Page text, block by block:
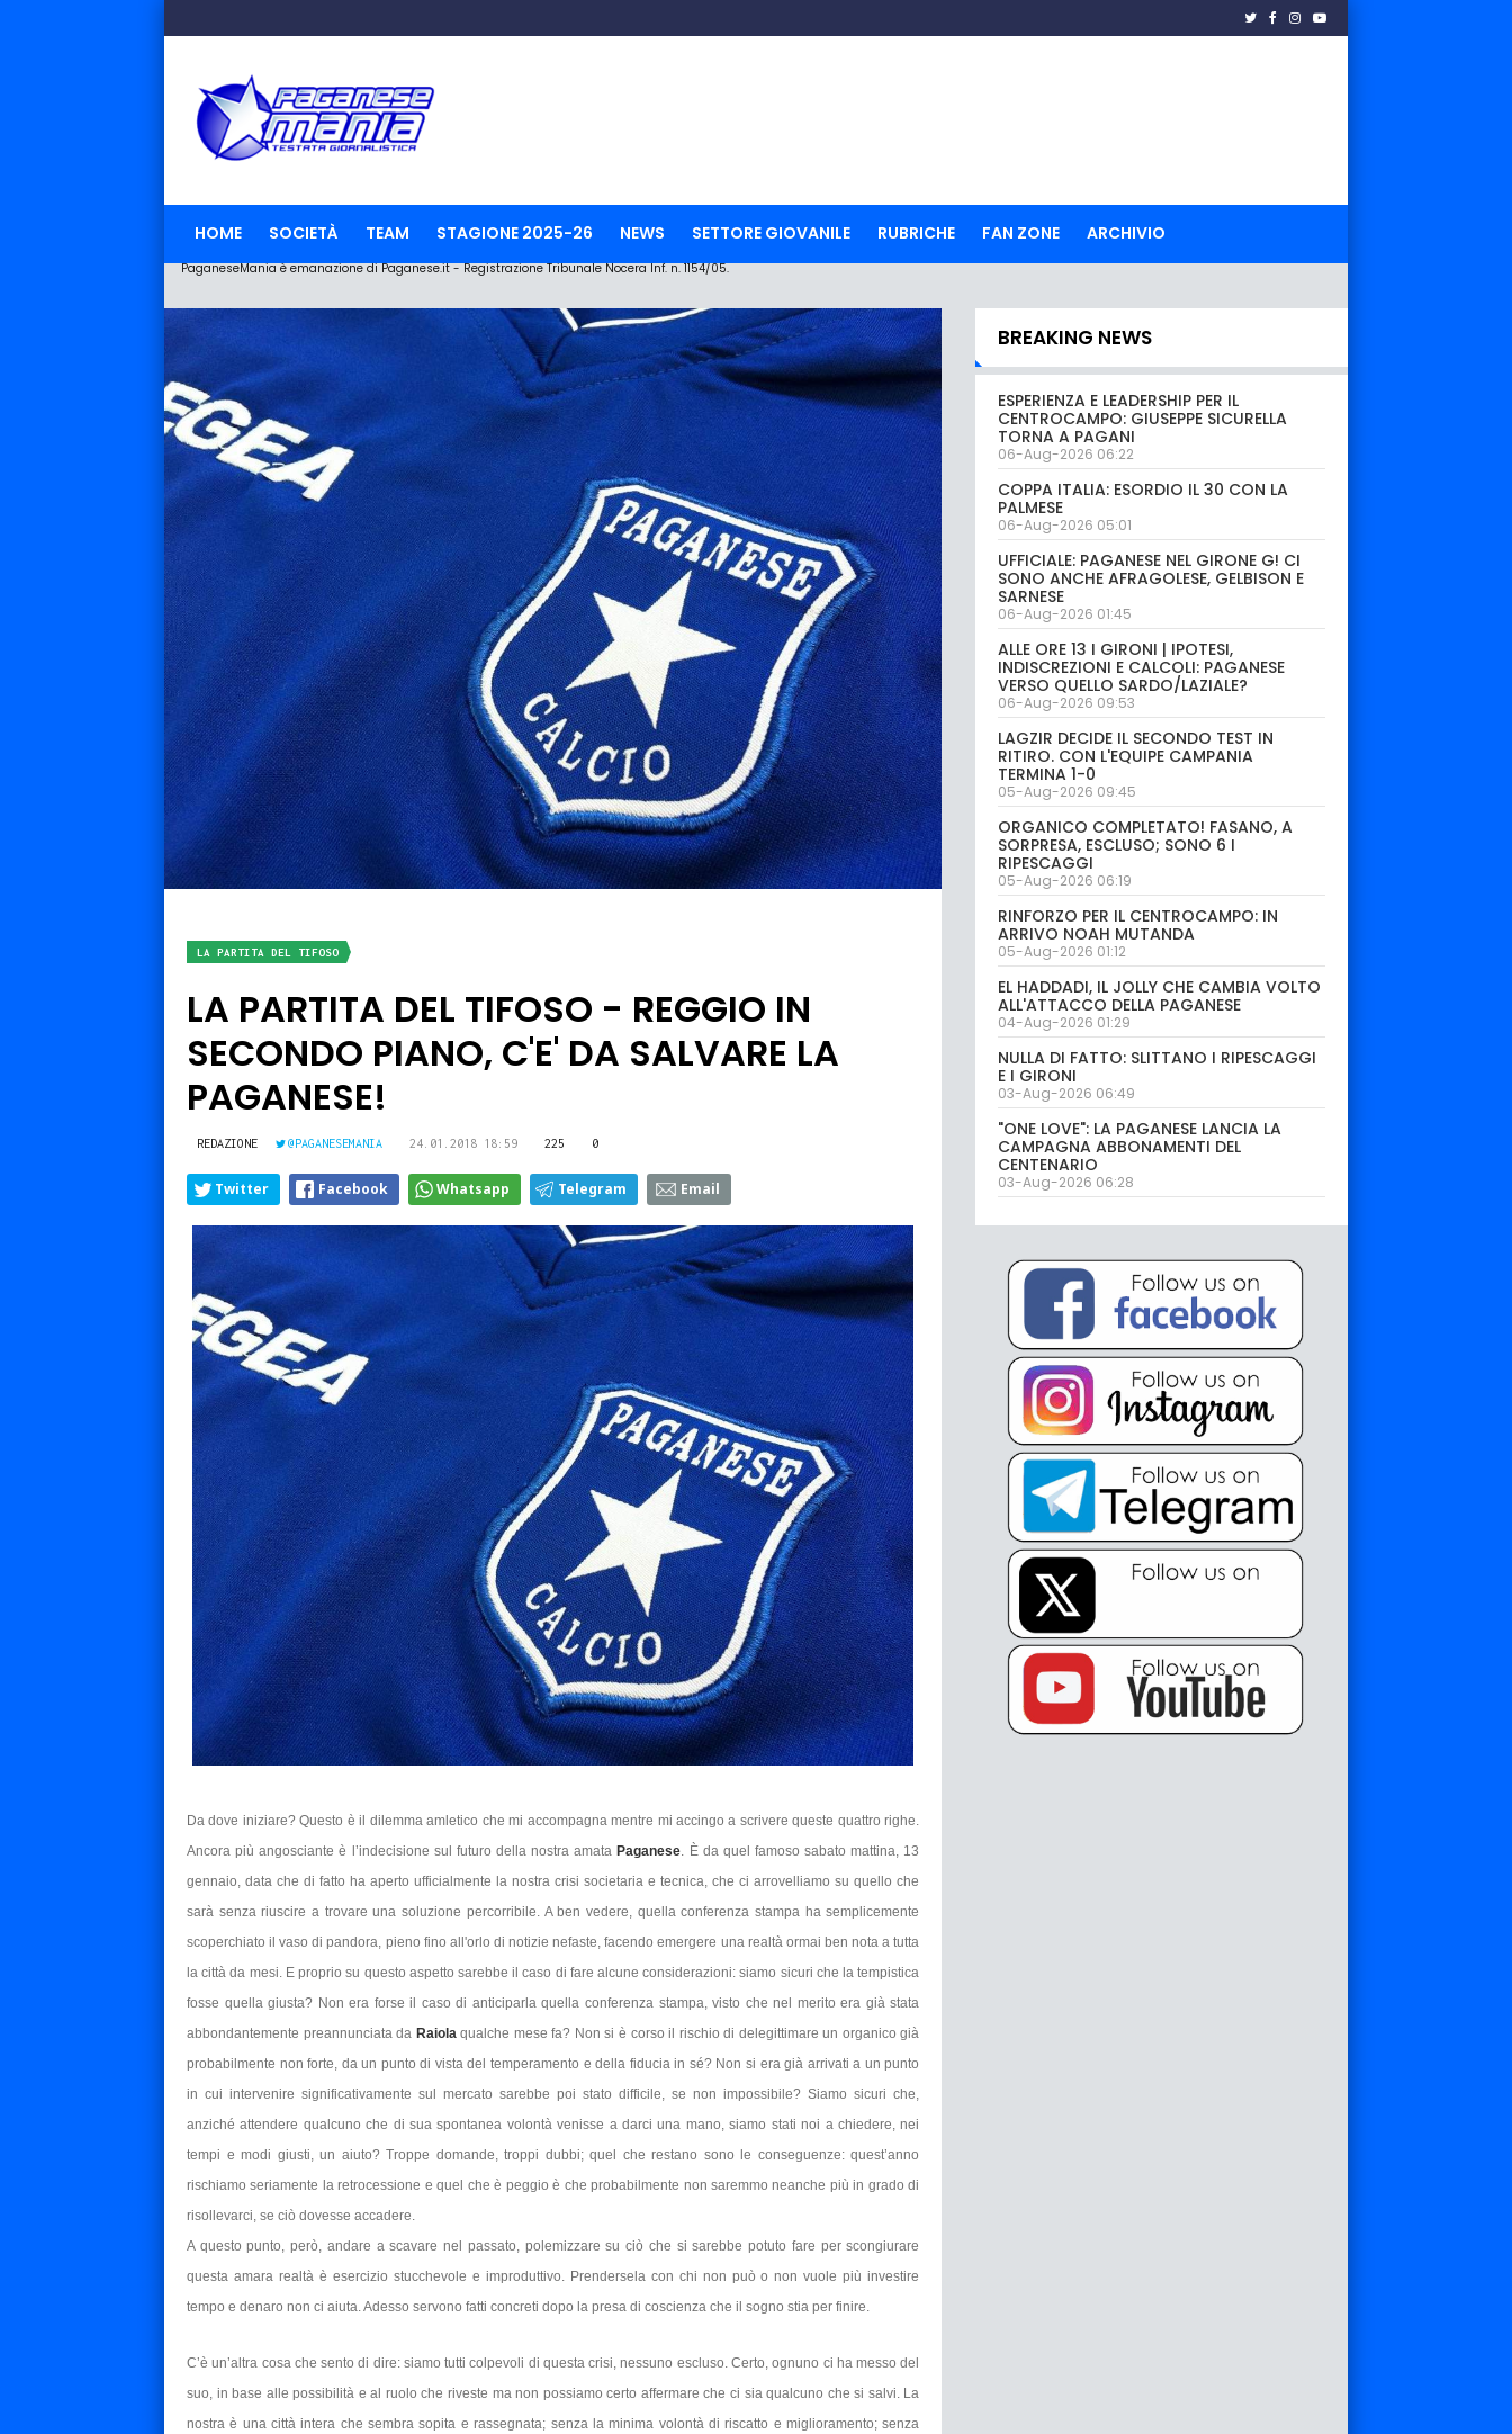
HOME SOCIETÀ TEAM STAGIONE 2025-26 NEWS SETTORE GIOVANILE RUBRICHE FAN ZONE ARCHIVIO
PaganeseMania è emanazione di Paganese.it - Registrazione Tribunale Nocera Inf. n. 1154/05.
LA PARTITA DEL TIFOSO
LA PARTITA DEL TIFOSO - REGGIO IN
SECONDO PIANO, C'E' DA SALVARE LA
PAGANESE!
REDAZIONE @PAGANESEMANIA 24.01.2018 18:59 225 0
Twitter Facebook Whatsapp Telegram Email
Da dove iniziare? Questo è il dilemma amletico che mi accompagna mentre mi accingo a scrivere queste quattro righe.
Ancora più angosciante è l’indecisione sul futuro della nostra amataPaganese . È da quel famoso sabato mattina, 13
gennaio, data che di fatto ha aperto ufficialmente la nostra crisi societaria e tecnica, che ci arrovelliamo su quello che
sarà senza riuscire a trovare una soluzione percorribile. A ben vedere, quella conferenza stampa ha semplicemente
scoperchiato il vaso di pandora, pieno fino all'orlo di notizie nefaste, facendo emergere una realtà ormai ben nota a tutta
la città da mesi. E proprio su questo aspetto sarebbe il caso di fare alcune considerazioni: siamo sicuri che la tempistica
fosse quella giusta? Non era forse il caso di anticiparla quella conferenza stampa, visto che nel merito era già stata
abbondantemente preannunciata da Raiolaqualche mese fa? Non si è corso il rischio di delegittimare un organico già
probabilmente non forte, da un punto di vista del temperamento e della fiducia in sé? Non si era già arrivati a un punto
in cui intervenire significativamente sul mercato sarebbe poi stato difficile, se non impossibile? Siamo sicuri che,
anziché attendere qualcuno che di sua spontanea volontà venisse a darci una mano, siamo stati noi a chiedere, nei
tempi e modi giusti, un aiuto? Troppe domande, troppi dubbi; quel che restano sono le conseguenze: quest’anno
rischiamo seriamente la retrocessione e quel che è peggio è che probabilmente non saremmo neanche più in grado di
risollevarci, se ciò dovesse accadere.
A questo punto, però, andare a scavare nel passato, polemizzare su ciò che si sarebbe potuto fare per scongiurare
questa amara realtà è esercizio stucchevole e improduttivo. Prendersela con chi non può o non vuole più investire
tempo e denaro non ci aiuta. Adesso servono fatti concreti dopo la presa di coscienza che il sogno stia per finire.
C’è un’altra cosa che sento di dire: siamo tutti colpevoli di questa crisi, nessuno escluso. Certo, ognuno ci ha messo del
suo, in base alle possibilità e al ruolo che riveste ma non possiamo certo affermare che ci sia qualcuno che si salvi. La
nostra è una città intera che sembra sopita e rassegnata; senza la minima volontà di riscatto e miglioramento; senza
BREAKING NEWS
ESPERIENZA E LEADERSHIP PER IL
CENTROCAMPO: GIUSEPPE SICURELLA
TORNA A PAGANI
06-Aug-2026 06:22
COPPA ITALIA: ESORDIO IL 30 CON LA
PALMESE
06-Aug-2026 05:01
UFFICIALE: PAGANESE NEL GIRONE G! CI
SONO ANCHE AFRAGOLESE, GELBISON E
SARNESE
06-Aug-2026 01:45
ALLE ORE 13 I GIRONI | IPOTESI,
INDISCREZIONI E CALCOLI: PAGANESE
VERSO QUELLO SARDO/LAZIALE?
06-Aug-2026 09:53
LAGZIR DECIDE IL SECONDO TEST IN
RITIRO. CON L'EQUIPE CAMPANIA
TERMINA 1-0
05-Aug-2026 09:45
ORGANICO COMPLETATO! FASANO, A
SORPRESA, ESCLUSO; SONO 6 I
RIPESCAGGI
05-Aug-2026 06:19
RINFORZO PER IL CENTROCAMPO: IN
ARRIVO NOAH MUTANDA
05-Aug-2026 01:12
EL HADDADI, IL JOLLY CHE CAMBIA VOLTO
ALL'ATTACCO DELLA PAGANESE
04-Aug-2026 01:29
NULLA DI FATTO: SLITTANO I RIPESCAGGI
E I GIRONI
03-Aug-2026 06:49
"ONE LOVE": LA PAGANESE LANCIA LA
CAMPAGNA ABBONAMENTI DEL
CENTENARIO
03-Aug-2026 06:28